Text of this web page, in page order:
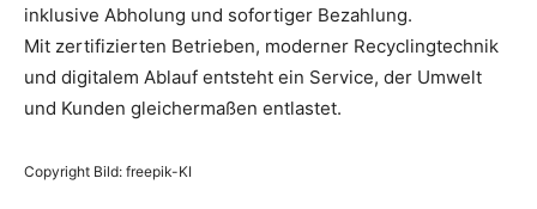
inklusive Abholung und sofortiger Bezahlung.
Mit zertifizierten Betrieben, moderner Recyclingtechnik
und digitalem Ablauf entsteht ein Service, der Umwelt
und Kunden gleichermaßen entlastet.
Copyright Bild: freepik-KI